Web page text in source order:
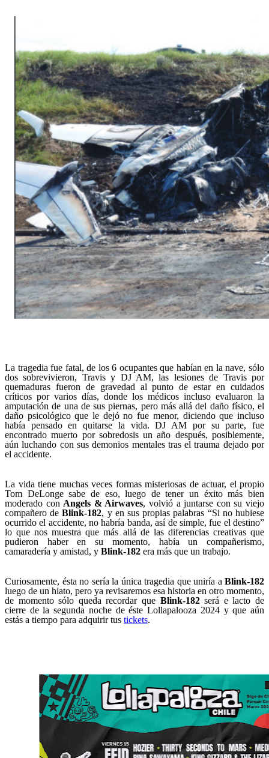
La tragedia fue fatal, de los 6 ocupantes que habían en la nave, sólo
dos sobrevivieron, Travis y DJ AM, las lesiones de Travis por
quemaduras fueron de gravedad al punto de estar en cuidados
críticos por varios días, donde los médicos incluso evaluaron la
amputación de una de sus piernas, pero más allá del daño físico, el
daño psicológico que le dejó no fue menor, diciendo que incluso
había pensado en quitarse la vida. DJ AM por su parte, fue
encontrado muerto por sobredosis un año después, posiblemente,
aún luchando con sus demonios mentales tras el trauma dejado por
el accidente.
La vida tiene muchas veces formas misteriosas de actuar, el propio
Tom DeLonge sabe de eso, luego de tener un éxito más bien
moderado con Angels & Airwaves, volvió a juntarse con su viejo
compañero deBlink-182, y en sus propias palabras “Si no hubiese
ocurrido el accidente, no habría banda, así de simple, fue el destino”
lo que nos muestra que más allá de las diferencias creativas que
pudieron haber en su momento, había un compañerismo,
camaradería y amistad, y Blink-182 era más que un trabajo.
Curiosamente, ésta no sería la única tragedia que uniría a Blink-182
luego de un hiato, pero ya revisaremos esa historia en otro momento,
de momento sólo queda recordar que Blink-182será e lacto de
cierre de la segunda noche de éste Lollapalooza 2024 y que aún
estás a tiempo para adquirir tus tickets.